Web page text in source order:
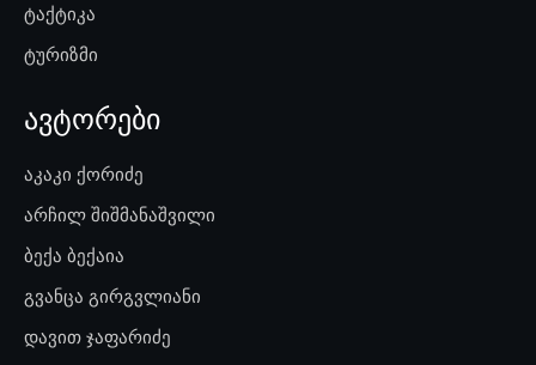
ტაქტიკა
ტურიზმი
ავტორები
აკაკი ქორიძე
არჩილ შიშმანაშვილი
ბექა ბექაია
გვანცა გირგვლიანი
დავით ჯაფარიძე